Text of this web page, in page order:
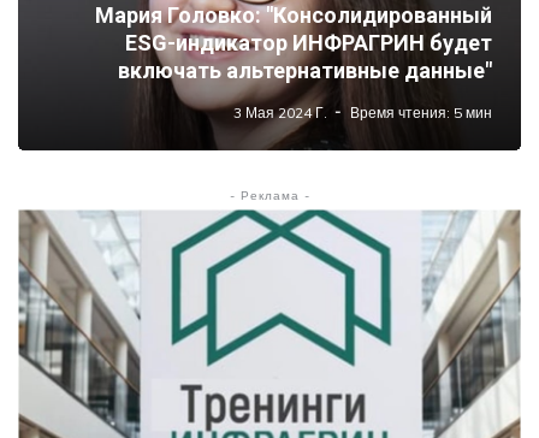
Мария Головко: "Консолидированный
ESG-индикатор ИНФРАГРИН будет
включать альтернативные данные"
3 Мая 2024 Г. Время чтения: 5 мин
- Реклама -